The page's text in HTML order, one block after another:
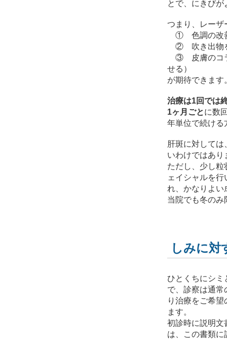
とで、にきび
つまり、レーザ
① 色調の改善
② 吹き出物を
③ 皮膚のコラ
せる）
が期待できます
治療は1回では
1ヶ月ごとに数
年単位で続ける
肝斑に対して
いわけではあり
ただし、少し
ェイシャルを
れ、かなりよ
当院でも冬のみ
しみに対
ひとくちにシ
で、診察は通
り治療をご希
ます。
初診時に説明文
は、この書類